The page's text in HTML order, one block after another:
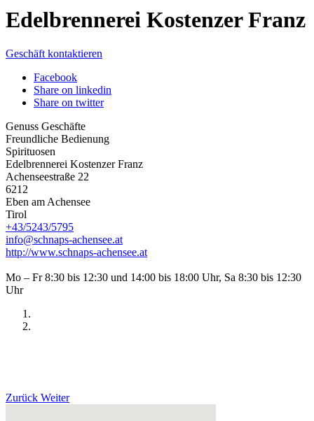
Edelbrennerei Kostenzer Franz
Geschäft kontaktieren
Facebook
Share on linkedin
Share on twitter
Genuss Geschäfte
Freundliche Bedienung
Spirituosen
Edelbrennerei Kostenzer Franz
Achenseestraße 22
6212
Eben am Achensee
Tirol
+43/5243/5795
info@schnaps-achensee.at
http://www.schnaps-achensee.at
Mo – Fr 8:30 bis 12:30 und 14:00 bis 18:00 Uhr, Sa 8:30 bis 12:30
Uhr
Zurück Weiter